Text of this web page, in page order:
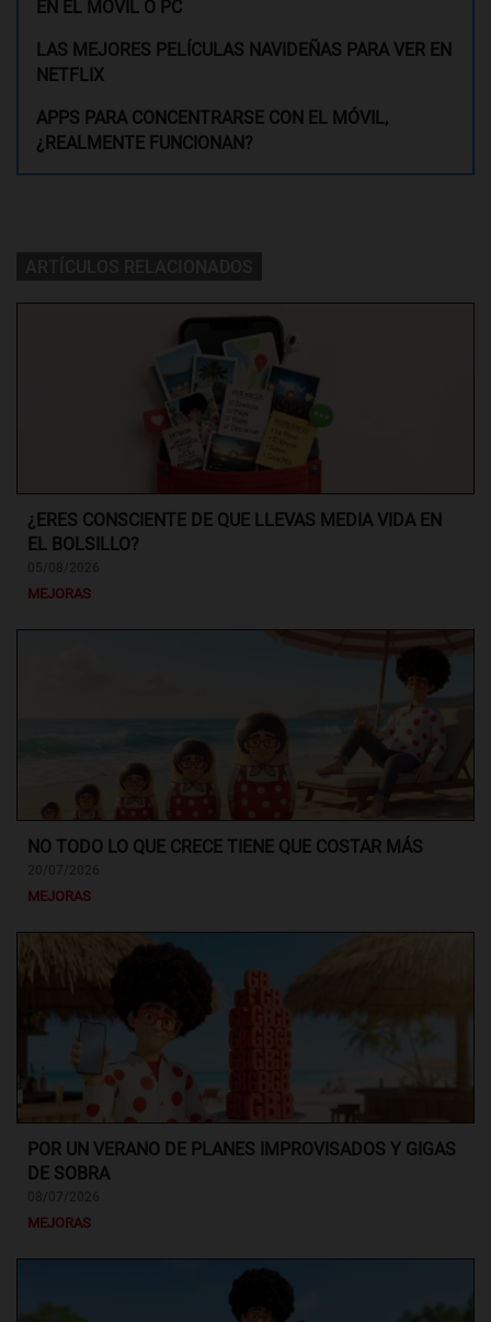
EN EL MÓVIL O PC
LAS MEJORES PELÍCULAS NAVIDEÑAS PARA VER EN
NETFLIX
APPS PARA CONCENTRARSE CON EL MÓVIL,
¿REALMENTE FUNCIONAN?
¿ERES CONSCIENTE DE QUE LLEVAS MEDIA VIDA EN
EL BOLSILLO?
MEJORAS
NO TODO LO QUE CRECE TIENE QUE COSTAR MÁS
MEJORAS
POR UN VERANO DE PLANES IMPROVISADOS Y GIGAS
DE SOBRA
MEJORAS